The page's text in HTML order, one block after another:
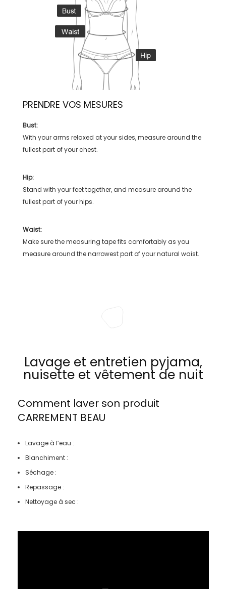
PRENDRE VOS MESURES
Bust:
With your arms relaxed at your sides, measure around the
fullest part of your chest.
Hip:
Stand with your feet together, and measure around the
fullest part of your hips.
Waist:
Make sure the measuring tape fits comfortably as you
measure around the narrowest part of your natural waist.
Lavage et entretien pyjama,
nuisette et vêtement de nuit
Comment laver son produit
CARREMENT BEAU
Lavage à l’eau :
Blanchiment :
Séchage :
Repassage :
Nettoyage à sec :